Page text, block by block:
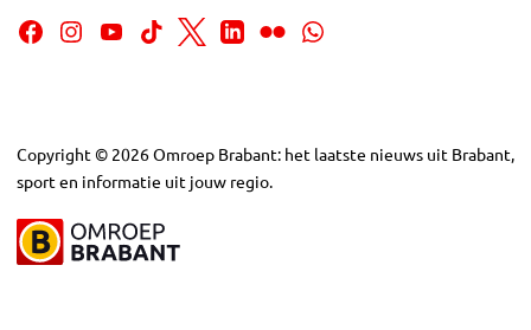
Copyright © 2026Omroep Brabant: het laatste nieuws uit Brabant,
sport en informatie uit jouw regio.